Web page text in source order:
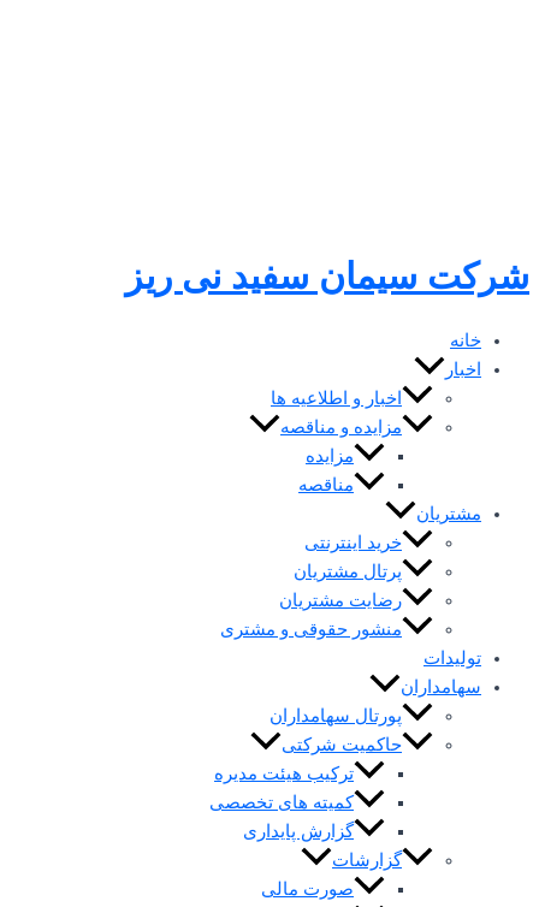
شرکت سیمان سفید نی ریز
خانه
اخبار
اخبار و اطلاعیه ها
مزایده و مناقصه
مزایده
مناقصه
مشتریان
خرید اینترنتی
پرتال مشتریان
رضایت مشتریان
منشور حقوقی و مشتری
تولیدات
سهامداران
پورتال سهامداران
حاکمیت شرکتی
ترکیب هیئت مدیره
کمیته های تخصصی
گزارش پایداری
گزارشات
صورت مالی